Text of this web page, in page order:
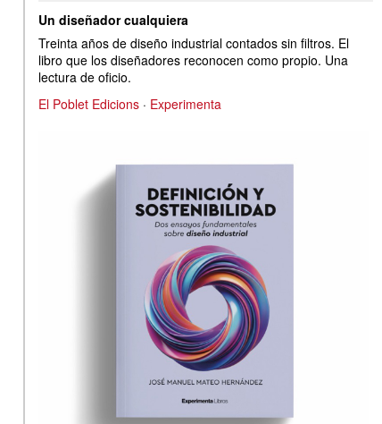
Un diseñador cualquiera
Treinta años de diseño industrial contados sin filtros. El
libro que los diseñadores reconocen como propio. Una
lectura de oficio.
El Poblet Edicions · Experimenta